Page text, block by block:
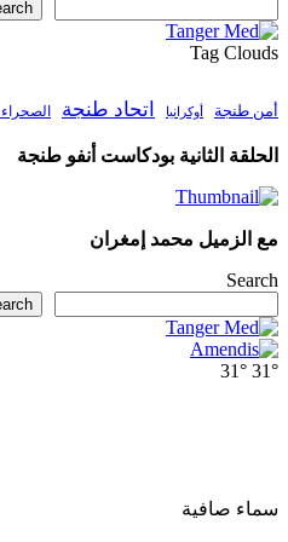
Tag Clouds
أمن طنجة أوكرانيا اتحاد طنجة
الحلقة الثانية بودكاست أنفو طنجة
مع الزميل محمد إمغران
Search
31°
31°
سماء صافية